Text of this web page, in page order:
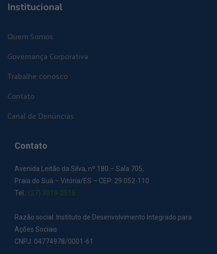
Institucional
Quem Somos
Governança Corporativa
Trabalhe conosco
Contato
Canal de Denúncias
Contato
Avenida Leitão da Silva, nº 180 – Sala 705,
Praia do Suá – Vitória/ES – CEP: 29.052-110
Tel.: (27) 3019-2515
Razão social: Instituto de Desenvolvimento Integrado para
Ações Sociais
CNPJ: 04774978/0001-61